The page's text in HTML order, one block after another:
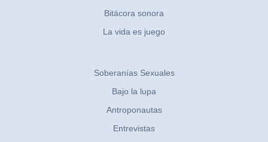
Bitácora sonora
La vida es juego
Soberanías Sexuales
Bajo la lupa
Antroponautas
Entrevistas